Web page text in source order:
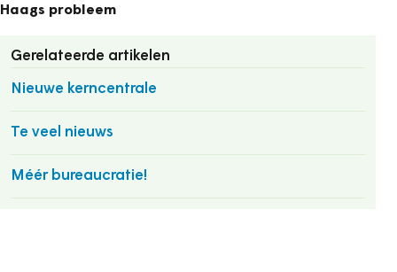
Haags probleem
Gerelateerde artikelen
Nieuwe kerncentrale
Te veel nieuws
Méér bureaucratie!